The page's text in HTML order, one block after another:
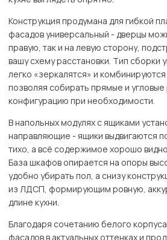
Конструкция продумана для гибкой
фасадов универсальный - дверцы
правую, так и на левую сторону,
вашу схему расстановки. Тип сборки
легко «зеркалятся» и
позволяя собирать прямые и
конфигурацию при необходимости.
В напольных модулях с ящиками
направляющие - ящики выдвигаются
тихо, а всё содержимое хорошо
База шкафов опирается на опоры
удобно убирать пол, а снизу
из ЛДСП, формирующим ровную,
длине кухни.
Благодаря сочетанию белого
фасадов в актуальных оттенках и